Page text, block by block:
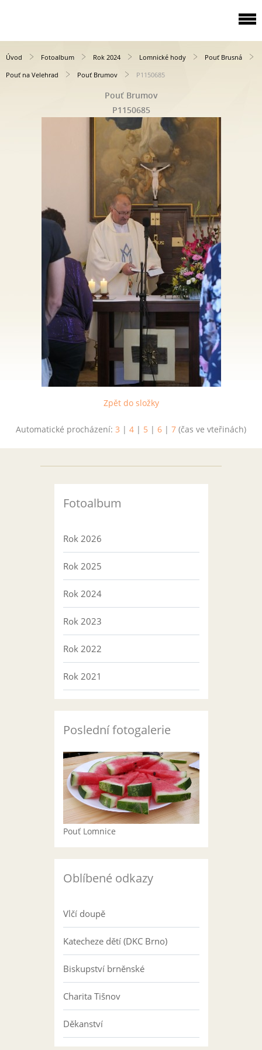
Úvod Fotoalbum Rok 2024 Lomnické hody
Pouť Brusná
Pouť na Velehrad
Pouť Brumov P1150685
Pouť Brumov
P1150685
Zpět do složky
Automatické procházení: 3 | 4 | 5 | 6 | 7 (čas ve vteřinách)
Fotoalbum
Rok 2026
Rok 2025
Rok 2024
Rok 2023
Rok 2022
Rok 2021
Poslední fotogalerie
Pouť Lomnice
Oblíbené odkazy
Vlčí doupě
Katecheze dětí (DKC Brno)
Biskupství brněnské
Charita Tišnov
Děkanství